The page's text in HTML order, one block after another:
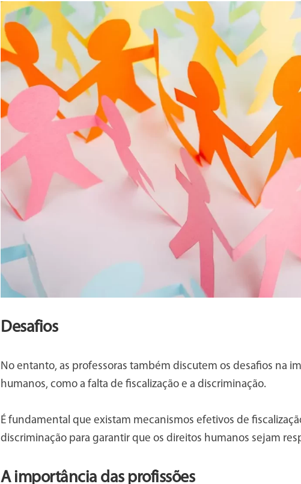
Desafios
No entanto, as professoras também discutem os desafios na
humanos, como a falta de fiscalização e a discriminação.
É fundamental que existam mecanismos efetivos de
discriminação para garantir que os direitos humanos sejam
A importância das profissões